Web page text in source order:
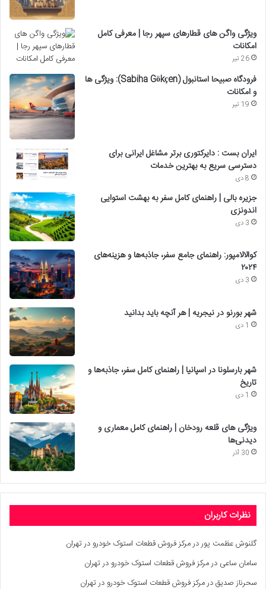
ویژگی واگن های قطارهای سپهر رجا | معرفی کامل
امکانات
26 تیر
فرودگاه صبیحا استانبول (Sabiha Gökçen): ویژگی ها
و امکانات
19 تیر
ایران بست : دایرکتوری برتر مشاغل ایرانی برای
دسترسی سریع به بهترین خدمات
8 دی
جزیره بالی | راهنمای کامل سفر به بهشت استوایی
اندونزی
3 دی
کوالالامپور: راهنمای جامع سفر، جاذبه‌ها و هزینه‌های
۲۰۲۴
3 دی
شهر بورنو در نیجریه | هر آنچه باید بدانید
1 دی
شهر بارسلونا در اسپانیا | راهنمای کامل سفر، جاذبه‌ها و
تاریخ
1 دی
ویژگی های قلعه رودخان | راهنمای کامل معماری و
دیدنی‌ها
30 آذر
نظرات کاربران
گلنوش عظمت پوردرمرکز فروش قطعات استوک خودرو در تهران
سامان ساعی درمرکز فروش قطعات استوک خودرو در تهران
سحرناز صدیقدرمرکز فروش قطعات استوک خودرو در تهران